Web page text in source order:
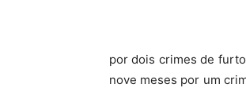
por dois crimes de
nove meses por um